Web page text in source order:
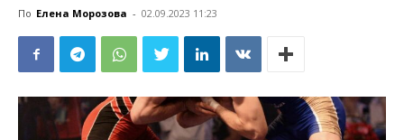
По Елена Морозова - 02.09.2023 11:23